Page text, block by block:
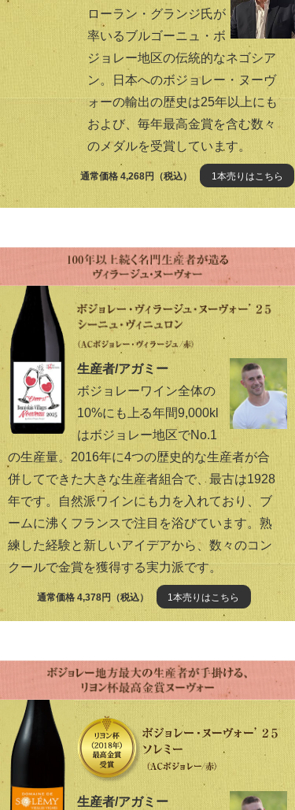
ローラン・グランジ氏が
率いるブルゴーニュ・ボ
ジョレー地区の伝統的なネゴシア
ン。日本へのボジョレー・ヌーヴ
ォーの輸出の歴史は25年以上にも
および、毎年最高金賞を含む数々
のメダルを受賞しています。
通常価格 4,268円（税込） 1本売りはこちら
生産者/アガミー
ボジョレーワイン全体の
10%にも上る年間9,000kl
はボジョレー地区でNo.1
の生産量。2016年に4つの歴史的な生産者が合
併してできた大きな生産者組合で、最古は1928
年です。自然派ワインにも力を入れており、ブ
ームに沸くフランスで注目を浴びています。熟
練した経験と新しいアイデアから、数々のコン
クールで金賞を獲得する実力派です。
通常価格 4,378円（税込） 1本売りはこちら
生産者/アガミー